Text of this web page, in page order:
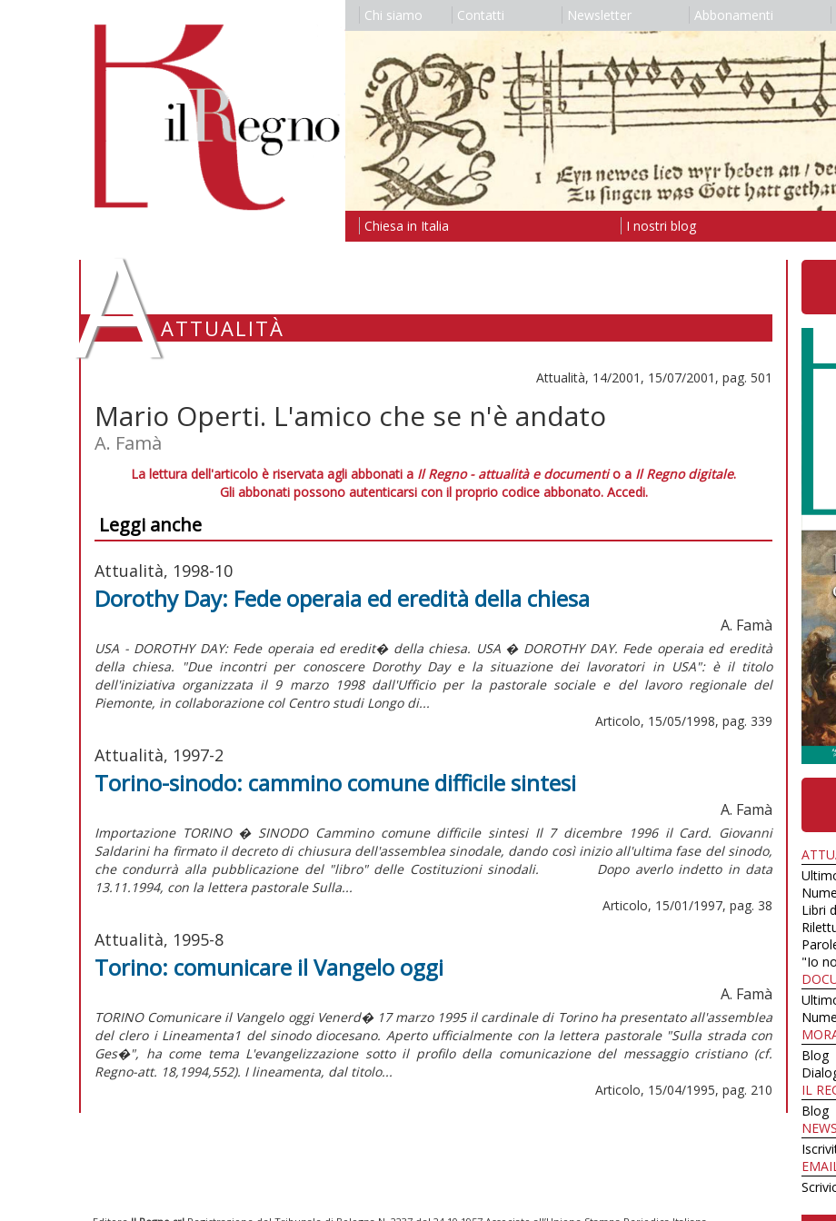
Chi siamo Contatti Newsletter Abbonamenti
Chiesa in Italia I nostri blog
AATTUALITÀ
Attualità, 14/2001, 15/07/2001, pag. 501
Mario Operti. L'amico che se n'è andato
A. Famà
La lettura dell'articolo è riservata agli abbonati a Il Regno - attualità e documentio a Il Regno digitale.
Gli abbonati possono autenticarsi con il proprio codice abbonato. Accedi.
Leggi anche
Attualità, 1998-10
Dorothy Day: Fede operaia ed eredità della chiesa
A. Famà
USA - DOROTHY DAY: Fede operaia ed eredit� della chiesa. USA � DOROTHY DAY. Fede operaia ed eredità
della chiesa. "Due incontri per conoscere Dorothy Day e la situazione dei lavoratori in USA": è il titolo
dell'iniziativa organizzata il 9 marzo 1998 dall'Ufficio per la pastorale sociale e del lavoro regionale del
Piemonte, in collaborazione col Centro studi Longo di...
Articolo, 15/05/1998, pag. 339
Attualità, 1997-2
Torino-sinodo: cammino comune difficile sintesi
A. Famà
Importazione TORINO � SINODO Cammino comune difficile sintesi Il 7 dicembre 1996 il Card. Giovanni
Saldarini ha firmato il decreto di chiusura dell'assemblea sinodale, dando così inizio all'ultima fase del sinodo,
che condurrà alla pubblicazione del "libro" delle Costituzioni sinodali. Dopo averlo indetto in data
13.11.1994, con la lettera pastorale Sulla...
Articolo, 15/01/1997, pag. 38
Attualità, 1995-8
Torino: comunicare il Vangelo oggi
A. Famà
TORINO Comunicare il Vangelo oggi Venerd� 17 marzo 1995 il cardinale di Torino ha presentato all'assemblea
del clero i Lineamenta1 del sinodo diocesano. Aperto ufficialmente con la lettera pastorale "Sulla strada con
Ges�", ha come tema L'evangelizzazione sotto il profilo della comunicazione del messaggio cristiano (cf.
Regno-att. 18,1994,552). I lineamenta, dal titolo...
Articolo, 15/04/1995, pag. 210
Libri
"Io
Blog
IL
Blog
EMAIL